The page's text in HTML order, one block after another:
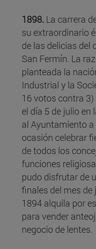
1898. La carrera
su extraordinario
de las delicias del
San Fermín. La
planteada la
Industrial y la
16 votos contra 3)
el día 5 de julio
al Ayuntamiento a
ocasión celebrar
de todos los
funciones
pudo disfrutar de
finales del mes de
1894 alquila por
para vender
negocio de lentes.